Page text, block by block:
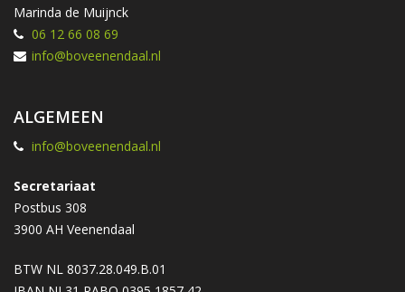
Marinda de Muijnck
06 12 66 08 69
info@boveenendaal.nl
ALGEMEEN
info@boveenendaal.nl
Secretariaat
Postbus 308
3900 AH Veenendaal
BTW NL 8037.28.049.B.01